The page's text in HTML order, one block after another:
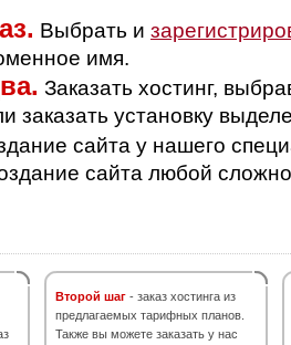
Выбрать и
имя.
Заказать хостинг,
заказать установку
сайта у нашего
сайта любой
Второй шаг - заказ хостинга из
предлагаемых тарифных планов.
Также вы можете заказать у нас